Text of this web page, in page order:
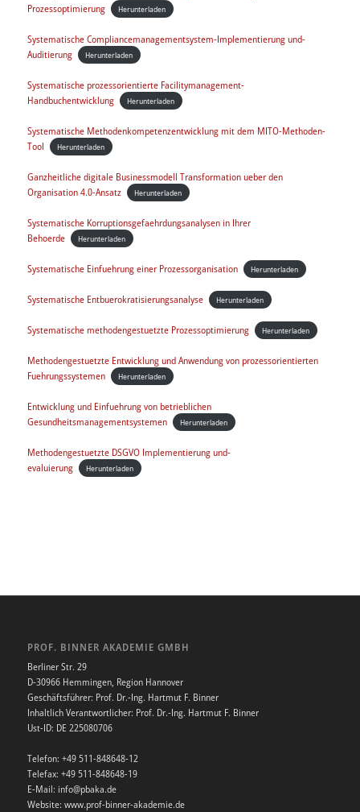
Prozessoptimierung
Herunterladen
Systematische Compliancemanagementsystem-Implementierung und-
Auditierung
Herunterladen
Systematische prozessorientierte Facilitymanagement-
Handbuchentwicklung
Herunterladen
Systematische Methodenkompetenzentwicklung mit dem MITO-Methoden-
Tool
Herunterladen
Ganzheitliche digitale Businessmodell Transformation ueber den
Organisation 4.0-Ansatz
Herunterladen
Systematische Korruptionsgefaehrdungsanalysen in Ihrer
Behoerde
Herunterladen
Systematische Einfuehrung einer Prozessorganisation Herunterladen
Systematische Entbuerokratisierungsanalyse Herunterladen
Systematische methodengestuetzte Prozessoptimierung Herunterladen
Methodengestuetzte Entwicklung und Anwendung von prozessorientierten
Fuehrungssystemen
Herunterladen
Entwicklung und Einfuehrung von betrieblichen
Gesundheitsmanagementsystemen
Herunterladen
Methodengestuetzte DSGVO Implementierung und-
evaluierung
Herunterladen
PROF. BINNER AKADEMIE GMBH
Berliner Str. 29
D-30966 Hemmingen, Region Hannover
Geschäftsführer: Prof. Dr.-Ing. Hartmut F. Binner
Inhaltlich Verantwortlicher: Prof. Dr.-Ing. Hartmut F. Binner
Ust-ID: DE 225080706
Telefon: +49 511-848648-12
Telefax: +49 511-848648-19
E-Mail: info@pbaka.de
Website: www.prof-binner-akademie.de